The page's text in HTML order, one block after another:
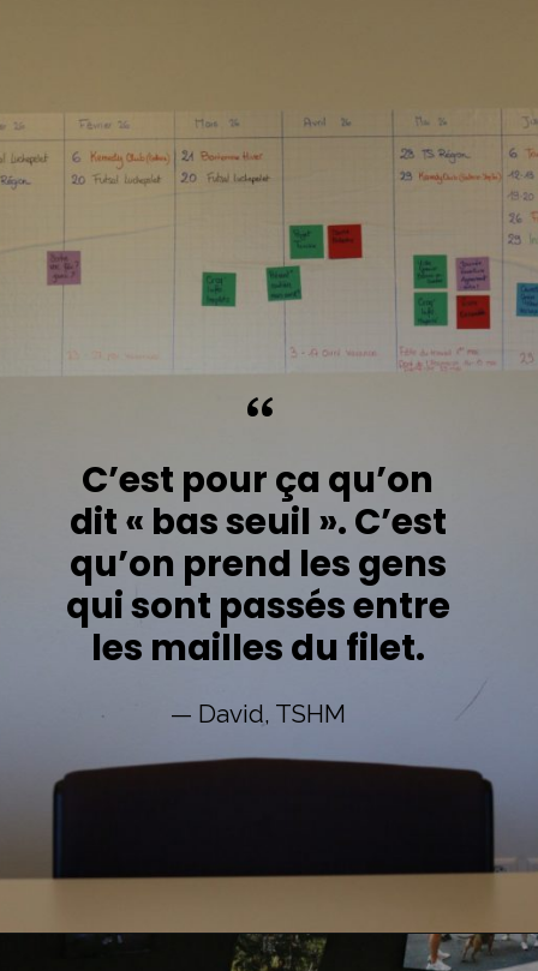
C’est pour ça qu’on
dit « bas seuil ». C’est
qu’on prend les gens
qui sont passés entre
les mailles du filet.
— David, TSHM
“